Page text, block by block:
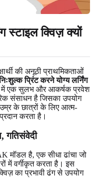
स्टाइल क्विज़ क्यों
की अनूठी प्राथमिकताओं
प्रिंट करने योग्य लर्निंग
में एक सुलभ और आकर्षक प्रवेश
संसाधन है जिसका उपयोग
के छात्रों के लिए आत्म-
करता है।
गतिसंवेदी
मॉडल है, एक सीधा ढांचा जो
में वर्गीकृत करता है। इस
का प्रभावी ढंग से उपयोग